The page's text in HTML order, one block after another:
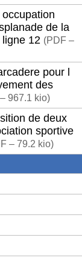
de la
12 (PDF –
pour l
des
967.1 kio)
de deux
sportive
– 79.2 kio)